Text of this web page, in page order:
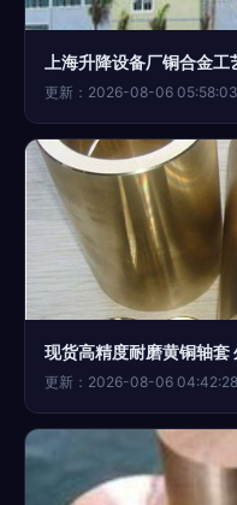
上海升降设备厂铜合金
更新：2026-08-06 05:58:03
更新：2026-08-06 04:42:28